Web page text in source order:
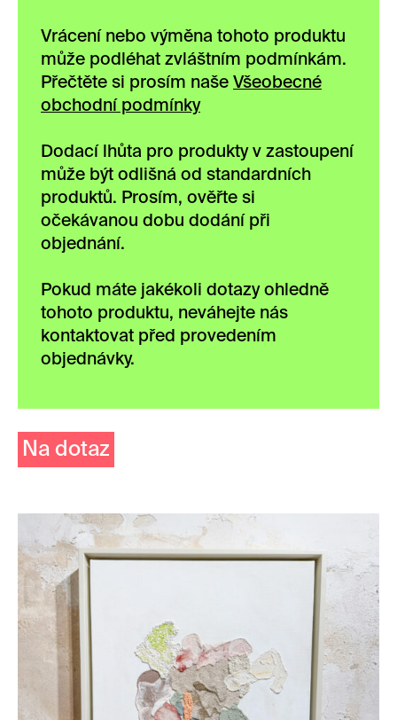
Vrácení nebo výměna tohoto produktu
může podléhat zvláštním podmínkám.
Přečtěte si prosím naše Všeobecné
obchodní podmínky
Dodací lhůta pro produkty v zastoupení
může být odlišná od standardních
produktů. Prosím, ověřte si
očekávanou dobu dodání při
objednání.
Pokud máte jakékoli dotazy ohledně
tohoto produktu, neváhejte nás
kontaktovat před provedením
objednávky.
Na dotaz